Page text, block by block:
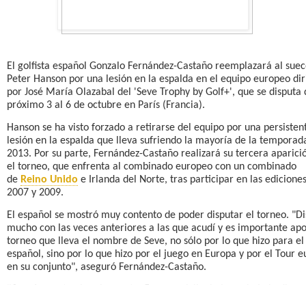
El golfista español Gonzalo Fernández-Castaño reemplazará al
Peter Hanson por una lesión en la espalda en el equipo europeo
por José María Olazabal del 'Seve Trophy by Golf+', que se disputa
próximo 3 al 6 de octubre en París (Francia).
Hanson se ha visto forzado a retirarse del equipo por una
lesión en la espalda que lleva sufriendo la mayoría de la
2013. Por su parte, Fernández-Castaño realizará su tercera
el torneo, que enfrenta al combinado europeo con un combinado
de Reino Unido e Irlanda del Norte, tras participar en las
2007 y 2009.
El español se mostró muy contento de poder disputar el torneo.
mucho con las veces anteriores a las que acudí y es importante
torneo que lleva el nombre de Seve, no sólo por lo que hizo para
español, sino por lo que hizo por el juego en Europa y por el Tour
en su conjunto", aseguró Fernández-Castaño.